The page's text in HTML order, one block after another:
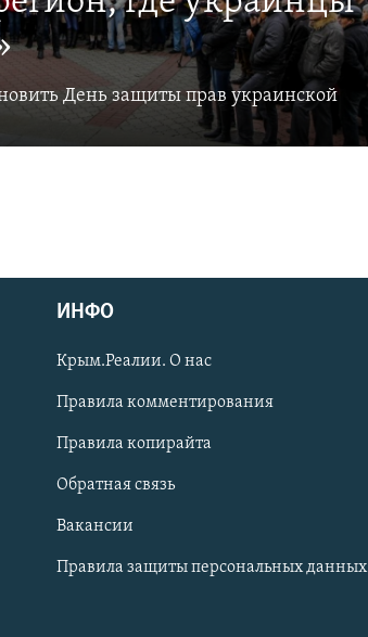
День защиты прав украинской
ИНФО
Крым.Реалии. О нас
Правила комментирования
Правила копирайта
Обратная связь
Вакансии
Правила защиты персональных данных